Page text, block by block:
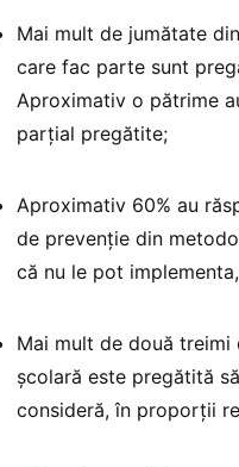
Mai mult de jumătate
care fac parte sunt
Aproximativ o pătrime
parțial pregătite;
Aproximativ 60% au
de prevenție din
că nu le pot
Mai mult de două
școlară este pregătită
consideră, în proporții